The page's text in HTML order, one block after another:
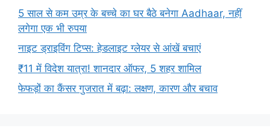
5 साल से कम उम्र के बच्चे का घर बैठे बनेगा Aadhaar, नहीं
लगेगा एक भी रुपया
नाइट ड्राइविंग टिप्स: हेडलाइट ग्लेयर से आंखें बचाएं
₹11 में विदेश यात्रा! शानदार ऑफर, 5 शहर शामिल
फेफड़ों का कैंसर गुजरात में बढ़ा: लक्षण, कारण और बचाव